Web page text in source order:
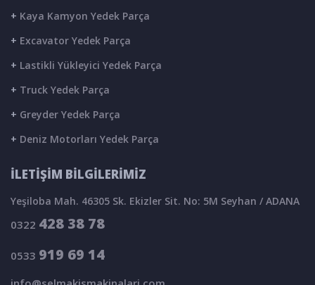
+ Kaya Kamyon Yedek Parça
+ Excavator Yedek Parça
+ Lastikli Yükleyici Yedek Parça
+ Truck Yedek Parça
+ Greyder Yedek Parça
+ Deniz Motorları Yedek Parça
İLETİŞİM BİLGİLERİMİZ
Yeşiloba Mah. 46305 Sk. Ekizler Sit. No: 5M Seyhan / ADANA
0322 428 38 78
0533 919 69 14